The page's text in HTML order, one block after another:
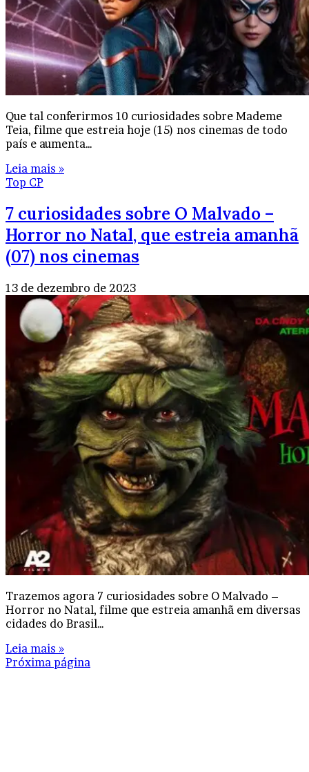
Que tal conferirmos 10 curiosidades sobre Mademe
Teia, filme que estreia hoje (15) nos cinemas de todo
país e aumenta…
Leia mais »
Top CP
7 curiosidades sobre O Malvado –
Horror no Natal, que estreia amanhã
(07) nos cinemas
13 de dezembro de 2023
Trazemos agora 7 curiosidades sobre O Malvado –
Horror no Natal, filme que estreia amanhã em diversas
cidades do Brasil…
Leia mais »
Próxima página